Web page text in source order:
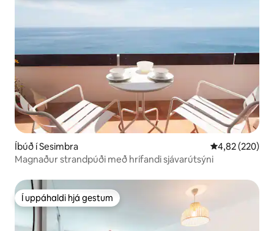
Íbúð í Sesimbra 4,82 af 5 í
4,82 (220)
Magnaður strandpúði með hrífandi sjávarútsýni
Í uppáhaldi hjá gestum
Í uppáhaldi hjá gestum